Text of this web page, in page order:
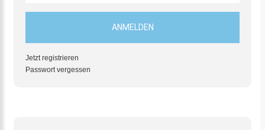
Jetzt registrieren
Passwort vergessen